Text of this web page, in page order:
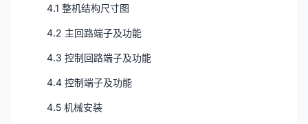
4.1 整机结构尺寸图
4.2 主回路端子及功能
4.3 控制回路端子及功能
4.4 控制端子及功能
4.5 机械安装